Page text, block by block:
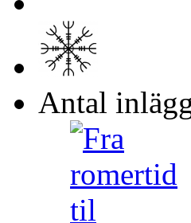
Antal